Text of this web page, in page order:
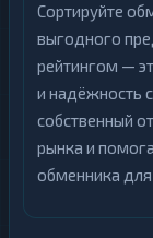
Сортируйте
выгодного
рейтингом —
и надёжность
собственный
рынка и
обменника